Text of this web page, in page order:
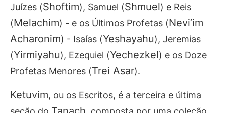
Juízes (Shoftim), Samuel (Shmuel) e Reis
(Melachim) - e os Últimos Profetas (Nevi’im
Acharonim) - Isaías (Yeshayahu), Jeremias
(Yirmiyahu), Ezequiel (Yechezkel) e os Doze
Profetas Menores (Trei Asar).
Ketuvim, ou os Escritos, é a terceira e última